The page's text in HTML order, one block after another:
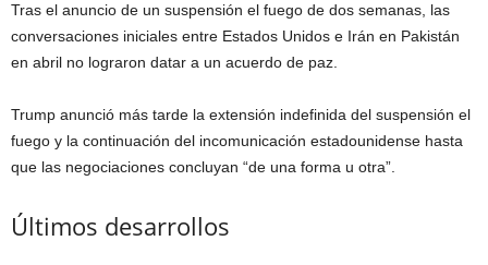
Tras el anuncio de un suspensión el fuego de dos semanas, las
conversaciones iniciales entre Estados Unidos e Irán en Pakistán
en abril no lograron datar a un acuerdo de paz.
Trump anunció más tarde la extensión indefinida del suspensión el
fuego y la continuación del incomunicación estadounidense hasta
que las negociaciones concluyan “de una forma u otra”.
Últimos desarrollos